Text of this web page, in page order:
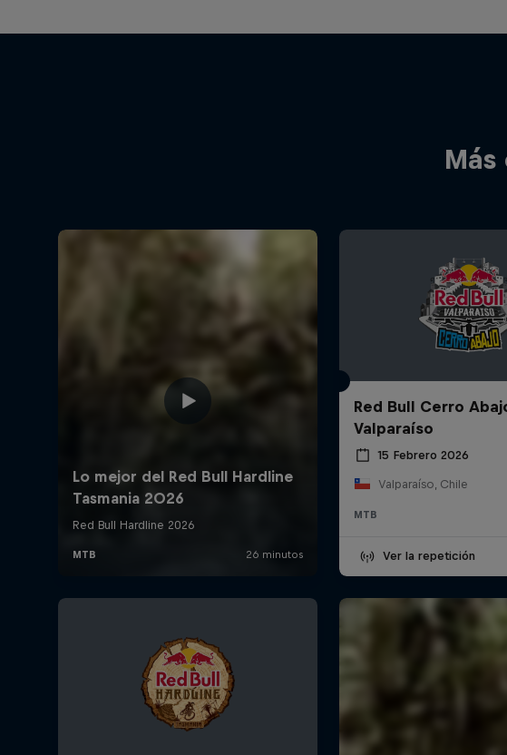
Red Bull Cerro
Valparaíso
15 Febrero 2026
Valparaíso, Chile
MTB
Ver la repetición